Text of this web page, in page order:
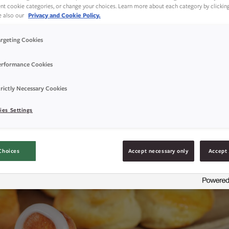
som fine blomster. Disse er laget med
eller annet godt fyll. Dekorer
cookie categories, or change your choices. Learn more about each category by
also our Privacy and Cookie Policy.
Cookies
Cookies
Necessary Cookies
Settings
Accept necessary only